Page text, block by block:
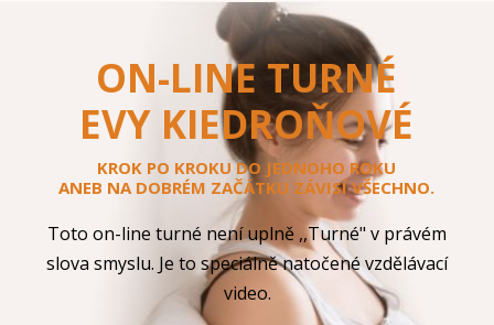
ON-LINE TURNÉ
EVY KIEDROŇOVÉ
KROK PO KROKU DO JEDNOHO ROKU
ANEB NA DOBRÉM ZAČÁTKU ZÁVISÍ VŠECHNO.
Toto on-line turné není uplně ,,Turné" v právém
slova smyslu. Je to speciálně natočené vzdělávací
video.